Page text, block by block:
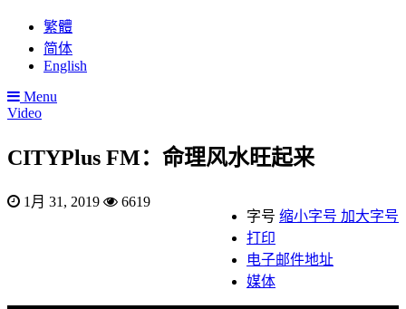
繁體
简体
English
Menu
Video
CITYPlus FM：命理风水旺起来
1月 31, 2019
6619
字号 缩小字号 加大字号
打印
电子邮件地址
媒体